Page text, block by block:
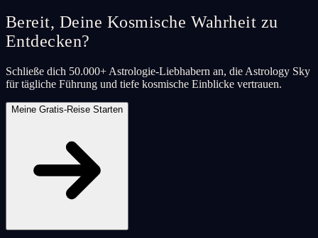
Bereit, Deine Kosmische Wahrheit zu
Entdecken?
Schließe dich 50.000+ Astrologie-Liebhabern an, die Astrology Sky
für tägliche Führung und tiefe kosmische Einblicke vertrauen.
Meine Gratis-Reise Starten